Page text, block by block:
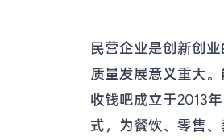
民营企业是创新创
质量发展意义重大
收钱吧成立于2013
式，为餐饮、零售